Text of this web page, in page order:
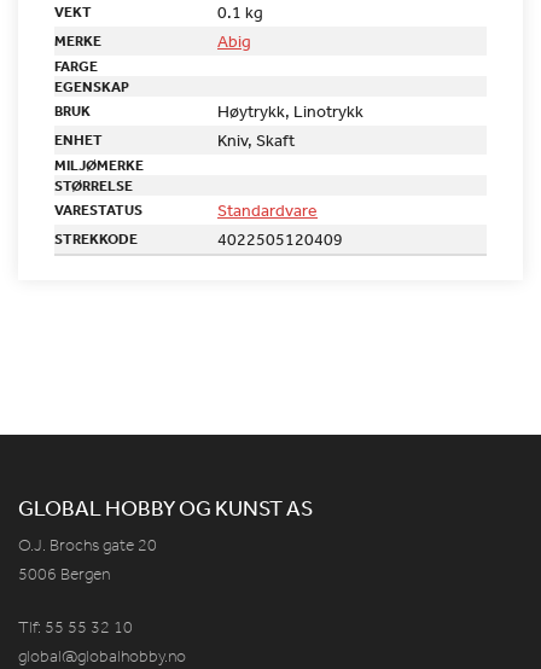
VEKT 0.1 kg
MERKE Abig
FARGE
EGENSKAP
BRUK
Høytrykk, Linotrykk
ENHET Kniv, Skaft
MILJØMERKE
STØRRELSE
VARESTATUS
Standardvare
STREKKODE 4022505120409
GLOBAL HOBBY OG KUNST AS
O.J. Brochs gate 20
5006 Bergen
Tlf: 55 55 32 10
global@globalhobby.no